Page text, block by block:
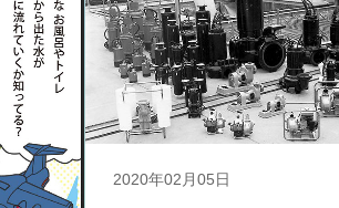
2020年02月05日